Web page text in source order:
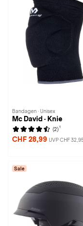
Bandagen · Unisex
Mc David · Knie
(2) 1
CHF 28,99 UVP CHF
Sale